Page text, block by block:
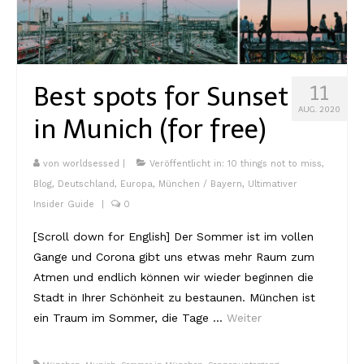
Kambodscha
Laos
Malaysia
Myanmar
Singapur
Sri Lanka
Thailand
Vietnam
Africa
Marokko
11
AUG. 2020
Best spots for Sunset
in Munich (for free)
von worldsessed Veröffentlicht in: 10 things not to miss,
Blog, Deutschland, Europa, München / Bayern, Ultimativer
Insider Guide
0
[Scroll down for English] Der Sommer ist im vollen
Gange und Corona gibt uns etwas mehr Raum zum
Atmen und endlich können wir wieder beginnen die
Stadt in Ihrer Schönheit zu bestaunen. München ist
ein Traum im Sommer, die Tage … Weiter